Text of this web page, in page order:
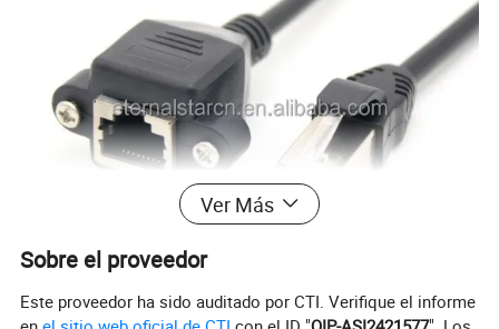
Ver Más
Sobre el proveedor
Este proveedor ha sido auditado por CTI. Verifique el informe